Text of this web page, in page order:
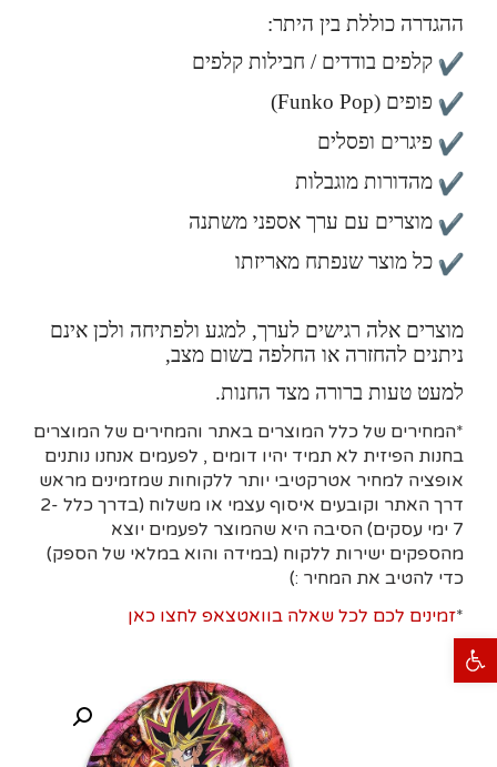
פתח סרגל נגישות
ההגדרה כוללת בין היתר:
קלפים בודדים / חבילות קלפים
פופים (Funko Pop)
פיגרים ופסלים
מהדורות מוגבלות
מוצרים עם ערך אספני משתנה
כל מוצר שנפתח מאריזתו
מוצרים אלה רגישים לערך, למגע ולפתיחה ולכן אינם
ניתנים להחזרה או החלפה בשום מצב,
למעט טעות ברורה מצד החנות.
*המחירים של כלל המוצרים באתר והמחירים של המוצרים
בחנות הפיזית לא תמיד יהיו דומים , לפעמים אנחנו נותנים
אופציה למחיר אטרקטיבי יותר ללקוחות שמזמינים מראש
דרך האתר וקובעים איסוף עצמי או משלוח (בדרך כלל 2-
7 ימי עסקים)
הסיבה היא שהמוצר לפעמים יוצא
מהספקים ישירות ללקוח (במידה והוא במלאי של הספק)
כדי להטיב את המחיר :)
*זמינים לכם לכל שאלה בוואטצאפ לחצו כאן